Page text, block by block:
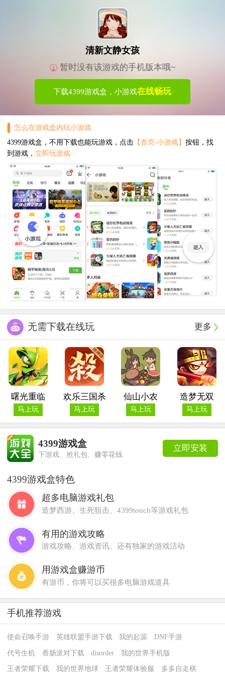
清新文静女孩
暂时没有该游戏的手机版本哦~
下载4399游戏盒，小游戏在线畅玩
怎么在游戏盒内玩小游戏
4399游戏盒，不用下载也能玩游戏，点击【首页-小游戏】 按钮，找
到游戏， 立即玩游戏
更多
无需下载在线玩
曙光重临
马上玩
欢乐三国杀
马上玩
仙山小农
马上玩
造梦无双
马上玩
立即安装
4399游戏盒
下游戏、抢礼包、赚零花钱
4399游戏盒特色
超多电脑游戏礼包
造梦西游、生死狙击、4399touch等游戏礼包
有用的游戏攻略
游戏攻略、游戏资讯、还有独家的游戏活动
用游戏盒赚游币
有游币，你将可以买很多电脑游戏道具
手机推荐游戏
使命召唤手游 英雄联盟手游下载 我的起源 DNF手游
代号生机 香肠派对下载 disorder 我的世界手机版
王者荣耀下载 我的世界地球 王者荣耀体验服 多多自走棋